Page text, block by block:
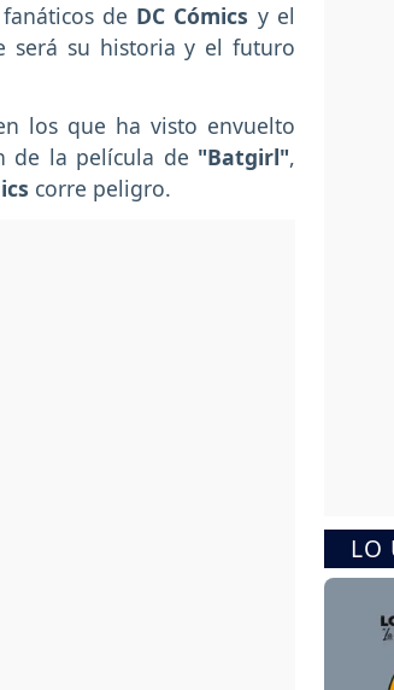
de DC Cómics y el
será su historia y el futuro
los que ha visto envuelto
de la película de "Batgirl",
corre peligro.
LO